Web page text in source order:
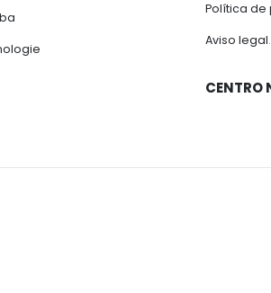
Política de
Aviso legal.
CENTRO